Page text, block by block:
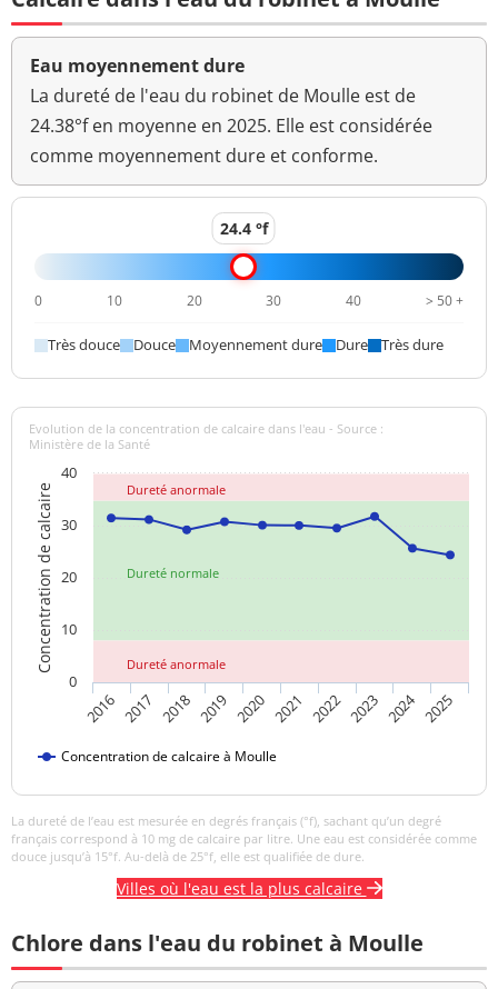
Eau moyennement dure
La dureté de l'eau du robinet de Moulle est de
24.38°f en moyenne en 2025. Elle est considérée
comme moyennement dure et conforme.
24.4 °f
0 10 20 30 40 > 50 +
Très douce Douce Moyennement dure Dure Très dure
Dureté normale
Dureté anormale
Dureté anormale
Concentration de calcaire
Evolution de la concentration de calcaire dans l'eau - Source :
Ministère de la Santé
Concentration de calcaire à Moulle
2016 2017 2018 2019 2020 2021 2022 2023 2024 2025
0
10
20
30
40
La dureté de l’eau est mesurée en degrés français (°f), sachant qu’un degré
français correspond à 10 mg de calcaire par litre. Une eau est considérée comme
douce jusqu’à 15°f. Au-delà de 25°f, elle est qualifiée de dure.
Villes où l'eau est la plus calcaire
Chlore dans l'eau du robinet à Moulle